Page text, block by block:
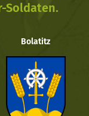
Soldaten.
Bolatitz